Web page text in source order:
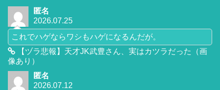
匿名
2026.07.25
これでハゲならワシもハゲになるんだが。
【ヅラ悲報】天才JK武豊さん、実はカツラだった（画
像あり）
匿名
2026.07.12